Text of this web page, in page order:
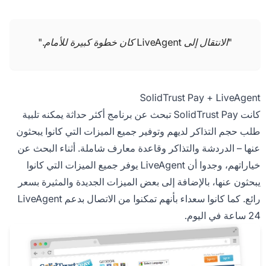
"الانتقال إلى LiveAgent كان خطوة كبيرة للأمام."
SolidTrust Pay + LiveAgent
كانت SolidTrust Pay تبحث عن برنامج أكثر حداثة يمكنه تلبية
طلب حجم التذاكر لديهم وتوفير جميع الميزات التي كانوا يبحثون
عنها – الدردشة والتذاكر وقاعدة معارف شاملة. أثناء البحث عن
خياراتهم، وجدوا أن LiveAgent يوفر جميع الميزات التي كانوا
يبحثون عنها، بالإضافة إلى بعض الميزات الجديدة والمثيرة بسعر
رائع. كما كانوا سعداء بأنهم تمكنوا من الاتصال بدعم LiveAgent
24 ساعة في اليوم.